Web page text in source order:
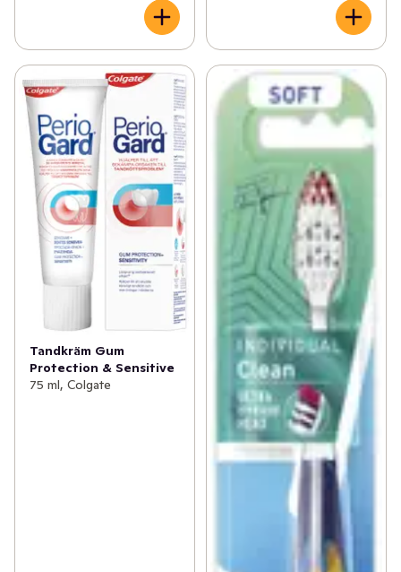
Tandkräm Gum
Protection & Sensitive
75 ml, Colgate